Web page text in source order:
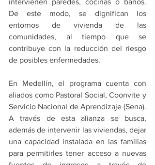
intervienen paredes, cocinas o baños.
De este modo, se dignifican los
entornos de vivienda de las
comunidades, al tiempo que se
contribuye con la reducción del riesgo
de posibles enfermedades.
En Medellín, el programa cuenta con
aliados como Pastoral Social, Coonvite y
Servicio Nacional de Aprendizaje (Sena).
A través de esta alianza se busca,
además de intervenir las viviendas, dejar
una capacidad instalada en las familias
para permitirles tener acceso a nuevas